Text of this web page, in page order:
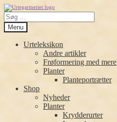
Spring
til
navigation
Spring
til
indhold
Søg
efter:
Menu
Urteleksikon
Andre artikler
Frøformering med mere
Planter
Planteportrætter
Shop
Nyheder
Planter
Krydderurter